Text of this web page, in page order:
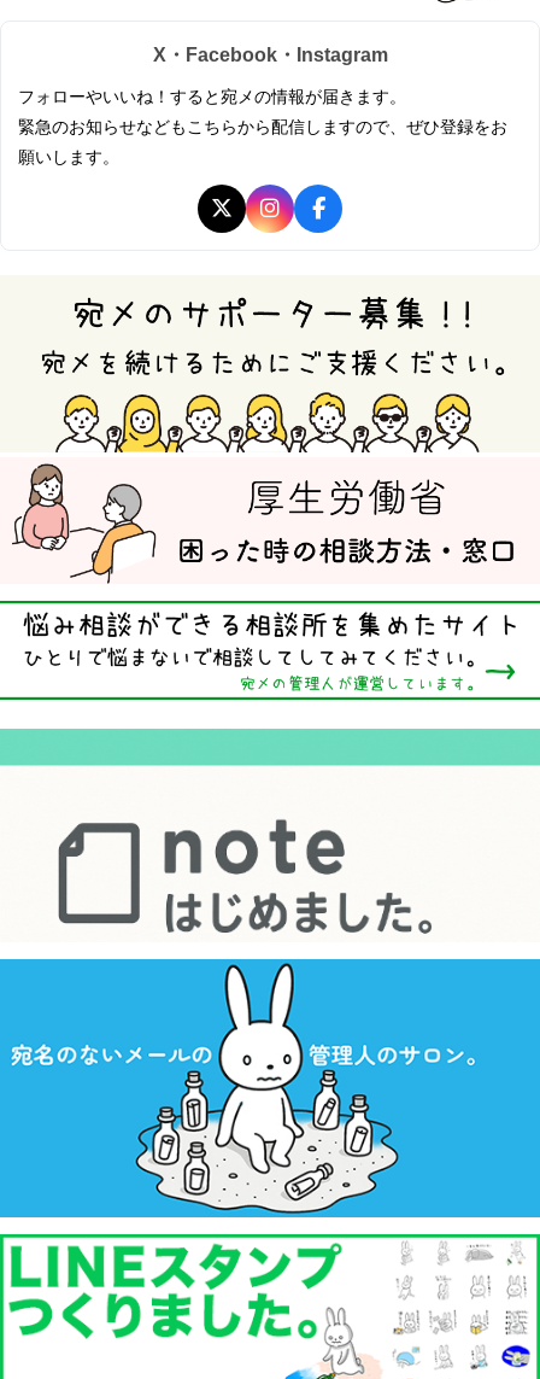
X・Facebook・Instagram
フォローやいいね！すると宛メの情報が届きます。
緊急のお知らせなどもこちらから配信しますので、ぜひ登録をお
願いします。